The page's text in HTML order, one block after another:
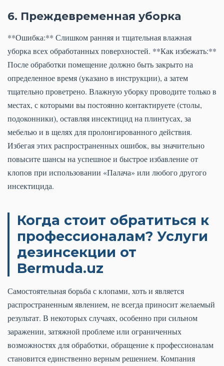
6. Преждевременная уборка
**Ошибка:** Слишком ранняя и тщательная влажная
уборка всех обработанных поверхностей. **Как избежать:**
После обработки помещение должно быть закрыто на
определенное время (указано в инструкции), а затем
тщательно проветрено. Влажную уборку проводите только в
местах, с которыми вы постоянно контактируете (столы,
подоконники), оставляя инсектицид на плинтусах, за
мебелью и в щелях для пролонгированного действия.
Избегая этих распространенных ошибок, вы значительно
повысите шансы на успешное и быстрое избавление от
клопов при использовании «Палача» или любого другого
инсектицида.
Когда стоит обратиться к
профессионалам? Услуги
дезинсекции от
Bermuda.uz
Самостоятельная борьба с клопами, хоть и является
распространенным явлением, не всегда приносит желаемый
результат. В некоторых случаях, особенно при сильном
заражении, затяжной проблеме или ограниченных
возможностях для обработки, обращение к профессионалам
становится единственно верным решением. Компания